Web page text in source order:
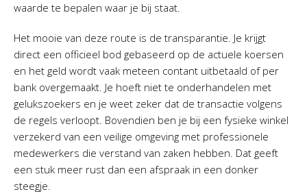
waarde te bepalen waar je bij staat.
Het mooie van deze route is de transparantie. Je krijgt
direct een officieel bod gebaseerd op de actuele koersen
en het geld wordt vaak meteen contant uitbetaald of per
bank overgemaakt. Je hoeft niet te onderhandelen met
gelukszoekers en je weet zeker dat de transactie volgens
de regels verloopt. Bovendien ben je bij een fysieke winkel
verzekerd van een veilige omgeving met professionele
medewerkers die verstand van zaken hebben. Dat geeft
een stuk meer rust dan een afspraak in een donker
steegje.